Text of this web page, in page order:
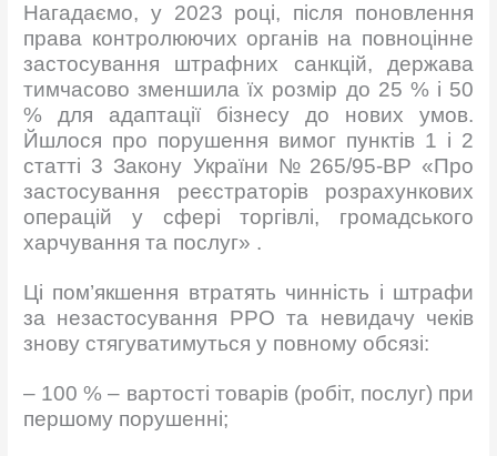
Нагадаємо, у 2023 році, після поновлення
права контролюючих органів на повноцінне
застосування штрафних санкцій, держава
тимчасово зменшила їх розмір до 25 % і 50
% для адаптації бізнесу до нових умов.
Йшлося про порушення вимог пунктів 1 і 2
статті 3 Закону України № 265/95-ВР «Про
застосування реєстраторів розрахункових
операцій у сфері торгівлі, громадського
харчування та послуг» .
Ці пом’якшення втратять чинність і штрафи
за незастосування РРО та невидачу чеків
знову стягуватимуться у повному обсязі:
– 100 % – вартості товарів (робіт, послуг) при
першому порушенні;